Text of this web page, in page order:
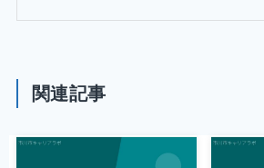
関連記事